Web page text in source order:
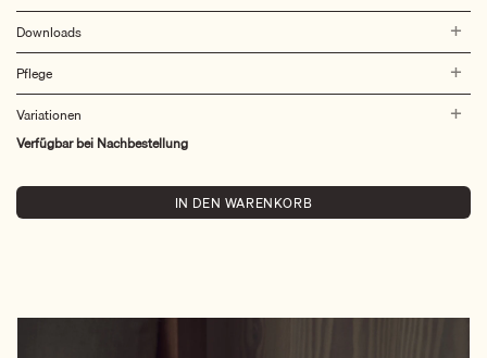
Downloads
Pflege
Variationen
Verfügbar bei Nachbestellung
IN DEN WARENKORB